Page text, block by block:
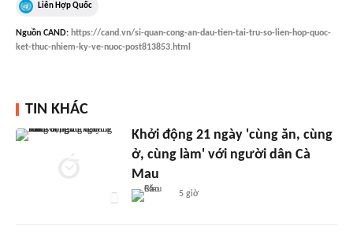
Liên Hợp Quốc
Nguồn CAND: https://cand.vn/si-quan-cong-an-dau-tien-tai-tru-so-lien-hop-quoc-
ket-thuc-nhiem-ky-ve-nuoc-post813853.html
TIN KHÁC
Khởi động 21 ngày 'cùng ăn, cùng
ở, cùng làm' với người dân Cà
Mau
5 giờ